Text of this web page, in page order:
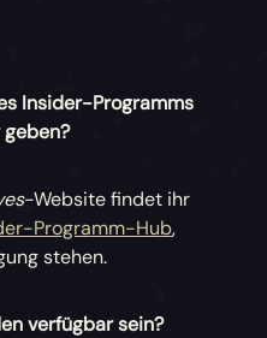
Insider-Programms
-Website findet ihr
Programm-Hub,
stehen.
verfügbar sein?